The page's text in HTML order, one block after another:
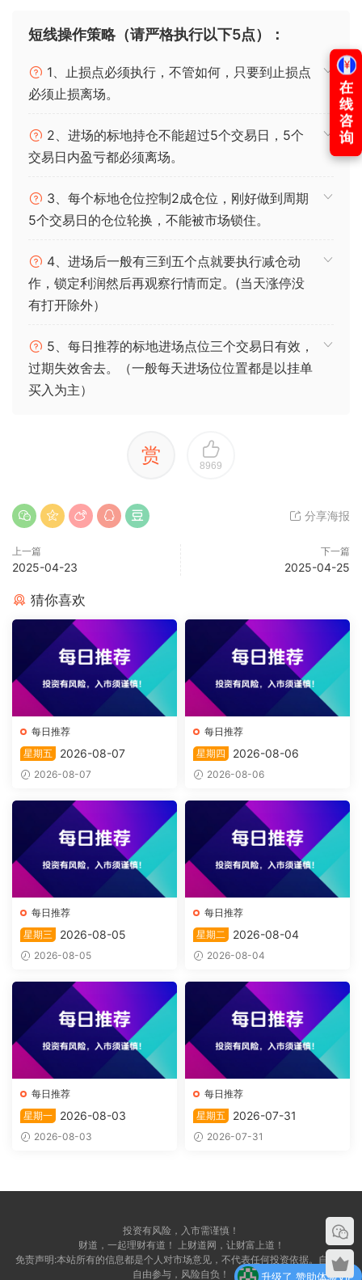
短线操作策略（请严格执行以下5点）：
1、止损点必须执行，不管如何，只要到止损点
必须止损离场。
2、进场的标地持仓不能超过5个交易日，5个
交易日内盈亏都必须离场。
3、每个标地仓位控制2成仓位，刚好做到周期
5个交易日的仓位轮换，不能被市场锁住。
4、进场后一般有三到五个点就要执行减仓动
作，锁定利润然后再观察行情而定。(当天涨停没
有打开除外）
5、每日推荐的标地进场点位三个交易日有效，
过期失效舍去。（一般每天进场位位置都是以挂单
买入为主）
赏 8969
分享海报
上一篇
2025-04-23
下一篇
2025-04-25
猜你喜欢
每日推荐
星期五
2026-08-07
2026-08-07
每日推荐
星期四
2026-08-06
2026-08-06
每日推荐
星期三
2026-08-05
2026-08-05
每日推荐
星期二
2026-08-04
2026-08-04
每日推荐
星期一
2026-08-03
2026-08-03
每日推荐
星期五
2026-07-31
2026-07-31
投资有风险，入市需谨慎！
财道，一起理财有道！ 上财道网，让财富上道！
免责声明:本站所有的信息都是个人对市场意见，不代表任何投资依据。自愿，
自由参与，风险自负！
升级了 赞助体验VIP